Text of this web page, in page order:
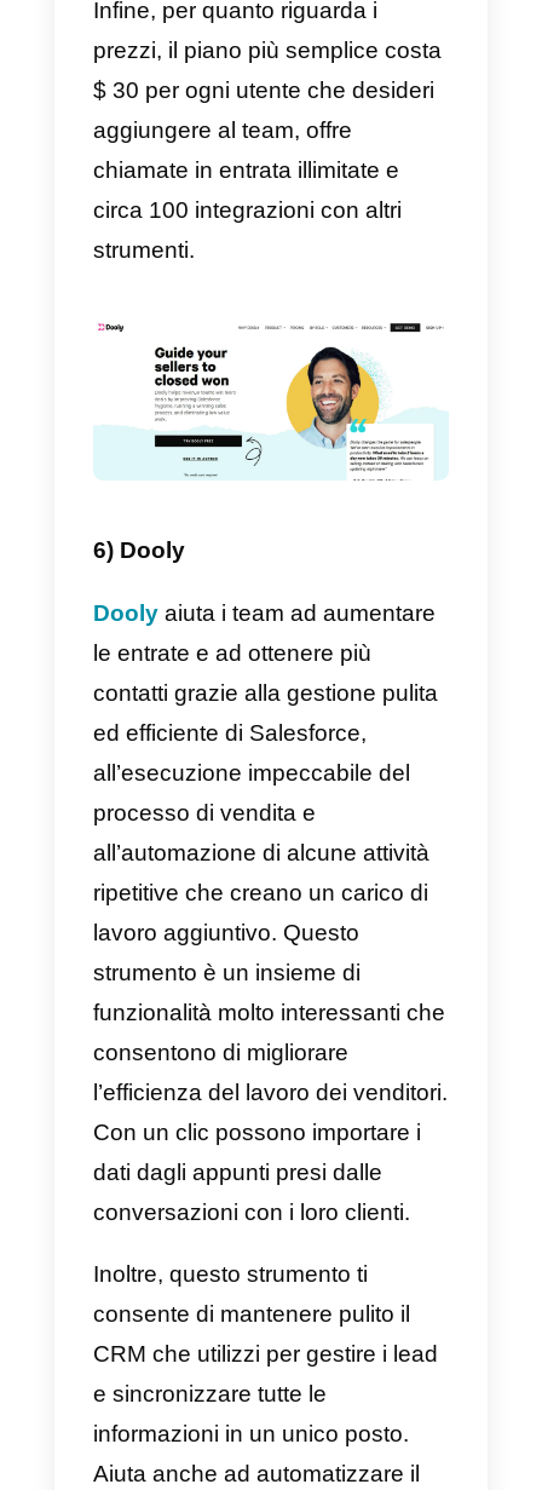
4) Proposify
Proposify
è una piattaforma che
ti consente di creare proposte in
modo professionale e interattivo
per i clienti. È un ottimo
automatizzando i processi in
modo che il tuo team dedichi
meno tempo alla creazione di
template predefinitidove sarà
possibile aggiungere elementi
personalizzare la proposta
commerciale, includendo alcune
sezioni come la data prevista in
cui la proposta si concluderà.
Proposify
è compatibile con
diverse piattaforme multimediali, il
che rende facile incorporare
immagini o video, sia da
che da Vimeo, per proposte
commerciali. Inoltre, offre anche
metriche di marketing e azioni in
generale.